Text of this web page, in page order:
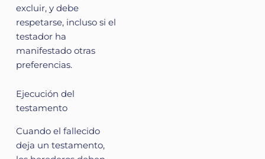
excluir, y debe
respetarse, incluso si el
testador ha
manifestado otras
preferencias.
Ejecución del
testamento
Cuando el fallecido
deja un testamento,